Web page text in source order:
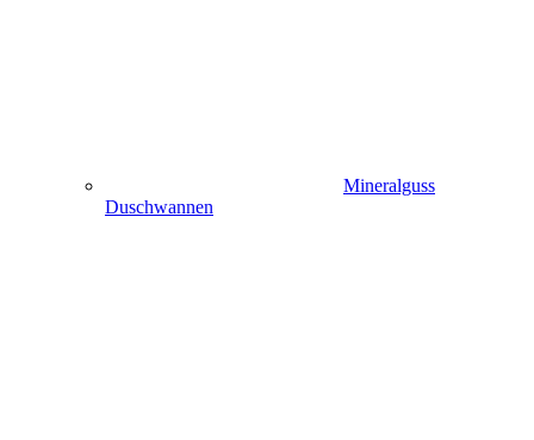
Mineralguss
Duschwannen